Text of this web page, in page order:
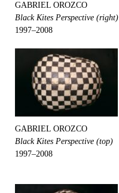
GABRIEL OROZCO
Black Kites Perspective (right)
1997–2008
GABRIEL OROZCO
Black Kites Perspective (top)
1997–2008